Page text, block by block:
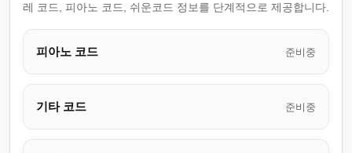
레 코드, 피아노 코드, 쉬운코드 정보를 단계적으로 제공합니다.
피아노 코드 준비중
기타 코드 준비중